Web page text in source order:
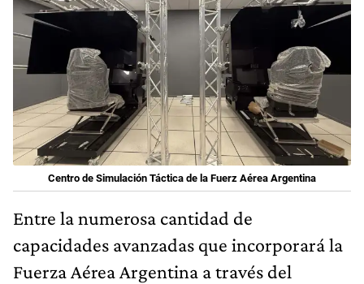
Centro de Simulación Táctica de la Fuerz Aérea Argentina
Entre la numerosa cantidad de
capacidades avanzadas que incorporará la
Fuerza Aérea Argentina a través del